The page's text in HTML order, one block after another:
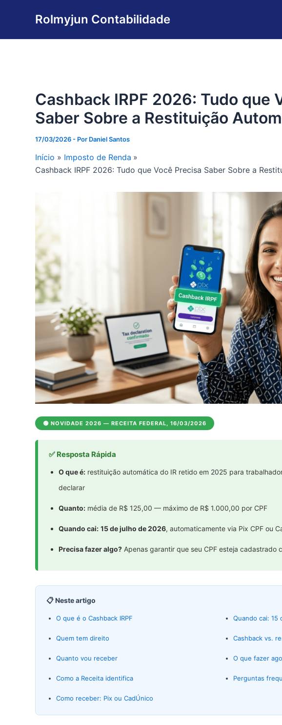
Rolmyjun Contabilidade
Cashback IRPF 2026: Tudo que
Saber Sobre a Restituição
17/03/2026- Por Daniel Santos
Início
Imposto de Renda
Cashback IRPF 2026: Tudo que Você Precisa Saber Sobre a
🟢 NOVIDADE 2026 — RECEITA FEDERAL, 16/03/2026
✅ Resposta Rápida
O que é: restituição automática do IR retido em 2025 para
declarar
Quanto: média de R$ 125,00 — máximo de R$ 1.000,00 por CPF
Quando cai: 15 de julho de 2026, automaticamente via Pix CPF ou
Precisa fazer algo? Apenas garantir que seu CPF esteja cadastrado
📋 Neste artigo
O que é o Cashback IRPF
Quem tem direito
Quanto vou receber
Como a Receita identifica
Como receber: Pix ou CadÚnico
Quando cai: 15
Cashback vs.
O que fazer
Perguntas